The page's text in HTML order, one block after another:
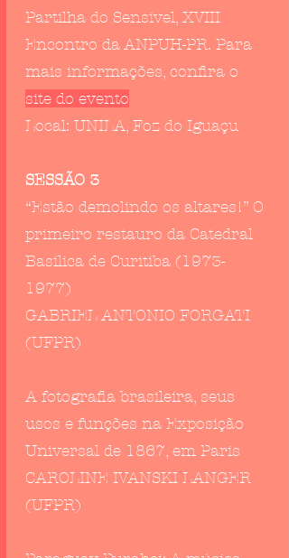
Partilha do Sensível, XVIII
Encontro da ANPUH-PR. Para
mais informações, confira o
site do evento
Local: UNILA, Foz do Iguaçu
SESSÃO 3
“Estão demolindo os altares!” O
primeiro restauro da Catedral
Basílica de Curitiba (1973-
1977)
GABRIEL ANTONIO FORGATI
(UFPR)
A fotografia brasileira, seus
usos e funções na Exposição
Universal de 1867, em Paris
CAROLINE IVANSKI LANGER
(UFPR)